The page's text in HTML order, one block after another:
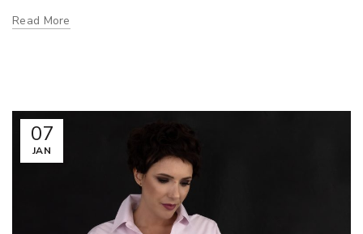
Read More
07
JAN